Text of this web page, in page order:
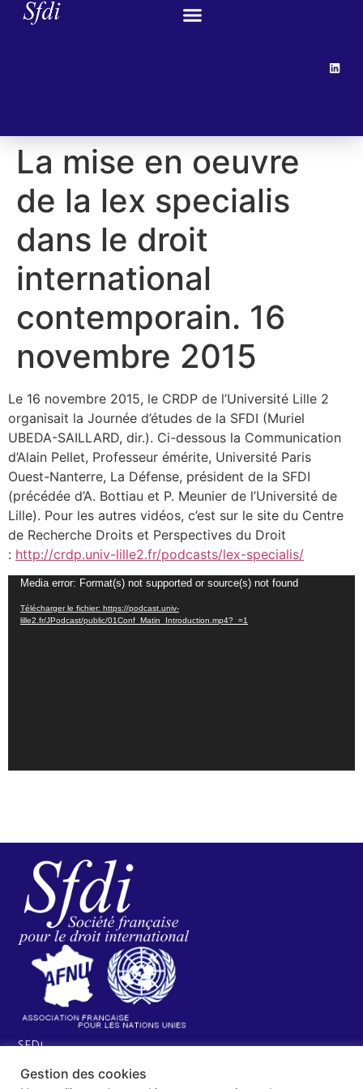
La mise en oeuvre
de la lex specialis
dans le droit
international
contemporain. 16
novembre 2015
Le 16 novembre 2015, le CRDP de l’Université Lille 2
organisait la Journée d’études de la SFDI (Muriel
UBEDA-SAILLARD, dir.). Ci-dessous la Communication
d’Alain Pellet, Professeur émérite, Université Paris
Ouest-Nanterre, La Défense, président de la SFDI
(précédée d’A. Bottiau et P. Meunier de l’Université de
Lille). Pour les autres vidéos, c’est sur le site du Centre
de Recherche Droits et Perspectives du Droit
: http://crdp.univ-lille2.fr/podcasts/lex-specialis/
Lecteur
vidéo
Media error: Format(s) not supported or source(s) not found
Télécharger le fichier: https://podcast.univ-
lille2.fr/JPodcast/public/01Conf_Matin_Introduction.mp4?_=1
SFDI
Université Robert Schuman
Gestion des cookies